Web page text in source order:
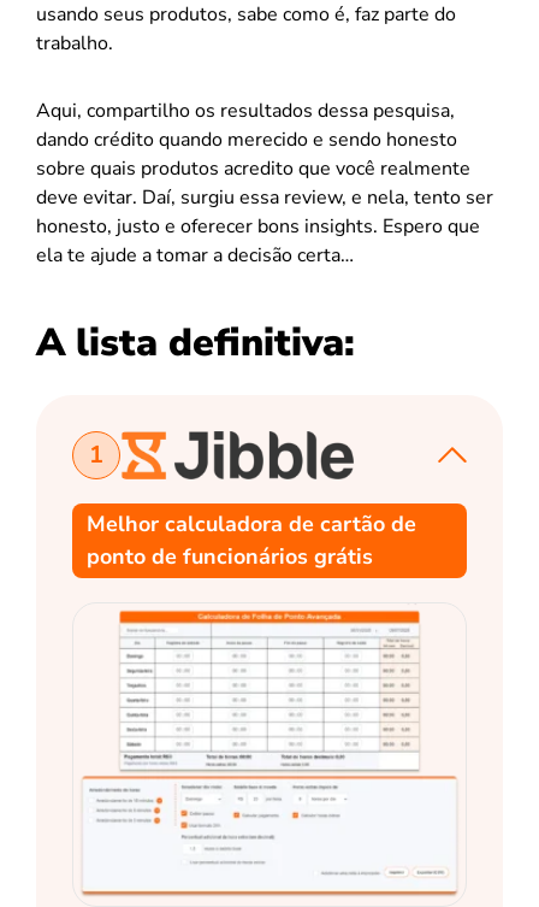
usando seus produtos, sabe como é, faz parte do
trabalho.
Aqui, compartilho os resultados dessa pesquisa,
dando crédito quando merecido e sendo honesto
sobre quais produtos acredito que você realmente
deve evitar. Daí, surgiu essa review, e nela, tento ser
honesto, justo e oferecer bons insights. Espero que
ela te ajude a tomar a decisão certa…
A lista definitiva:
1
Melhor calculadora de cartão de
ponto de funcionários grátis